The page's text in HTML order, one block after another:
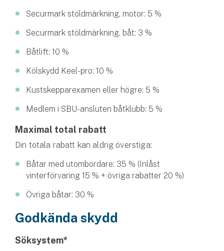
Vattenskoterförsäkring
Sportfiskarna
Djur
Hundförsäkring
Jakthundsförsäkring
Djurförsäkring
Hem & hus
Hemförsäkring
Securmark stöldmärkning, motor: 5 %
Securmark stöldmärkning, båt: 3 %
Båtlift: 10 %
Kölskydd Keel-pro: 10 %
Kustskepparexamen eller högre: 5 %
Medlem i SBU-ansluten båtklubb: 5 %
Maximal total rabatt
Din totala rabatt kan aldrig överstiga:
Båtar med utombordare: 35 % (Inlåst
vinterförvaring 15 % + övriga rabatter 20 %)
Övriga båtar: 30 %
Godkända skydd
Söksystem*